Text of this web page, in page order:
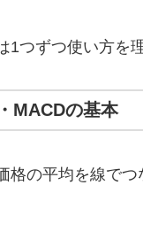
1つずつ使い方を
MACDの基本
格の平均を線で